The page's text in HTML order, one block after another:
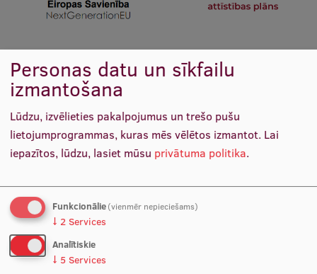
Pētniecības datu pārvaldība
Zinātnes ietekme
Pētniecības platformas
Doktorantūras skola
Pētniecības pakalpojumi
Zinātnieku brokastis
Vertikāli integrētie projekti
Zinātniskās konferences
Saistītās ziņas
Personas datu un sīkfailu
izmantošana
Lūdzu, izvēlieties pakalpojumus un trešo pušu
lietojumprogrammas, kuras mēs vēlētos izmantot. Lai
iepazītos, lūdzu, lasiet mūsu privātuma politika.
Funkcionālie(vienmēr nepieciešams)
↓ 2 Services
Analītiskie
↓ 5 Services